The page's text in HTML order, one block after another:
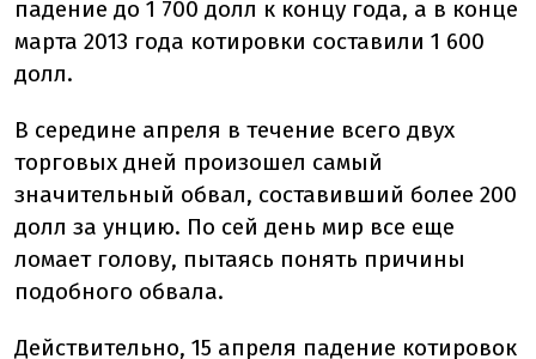
падение до 1 700 долл к концу года, а в конце
марта 2013 года котировки составили 1 600
долл.
В середине апреля в течение всего двух
торговых дней произошел самый
значительный обвал, составивший более 200
долл за унцию. По сей день мир все еще
ломает голову, пытаясь понять причины
подобного обвала.
Действительно, 15 апреля падение котировок